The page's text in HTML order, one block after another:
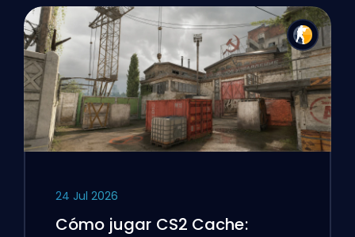
24 Jul 2026
Cómo jugar CS2 Cache: